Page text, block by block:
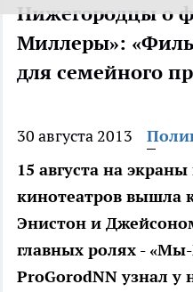
Нижегородцы о
Миллеры»:
для семейного
30 августа 2013
15 августа на
кинотеатров вышла
Энистон и
главных ролях -
ProGorodNN узнал у